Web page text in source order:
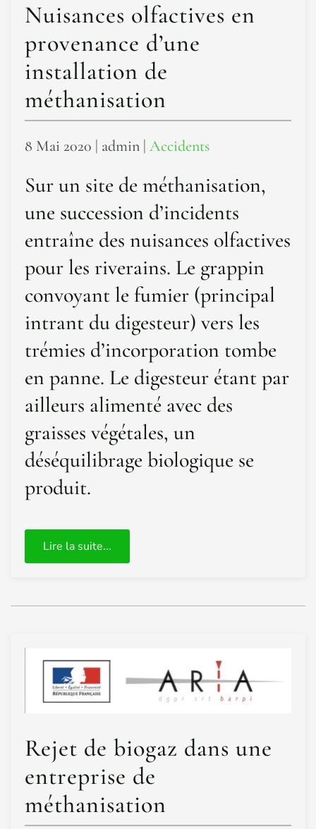
Nuisances olfactives en
provenance d’une
installation de
méthanisation
8 Mai 2020 | admin | Accidents
Sur un site de méthanisation,
une succession d’incidents
entraîne des nuisances olfactives
pour les riverains. Le grappin
convoyant le fumier (principal
intrant du digesteur) vers les
trémies d’incorporation tombe
en panne. Le digesteur étant par
ailleurs alimenté avec des
graisses végétales, un
déséquilibrage biologique se
produit.
Lire la suite...
Rejet de biogaz dans une
entreprise de
méthanisation